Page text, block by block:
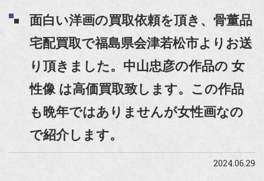
面白い洋画の買取依頼を頂き、骨董品
宅配買取で福島県会津若松市よりお送
り頂きました。中山忠彦の作品の 女
性像 は高価買取致します。この作品
も晩年ではありませんが女性画なの
で紹介します。
2024.06.29